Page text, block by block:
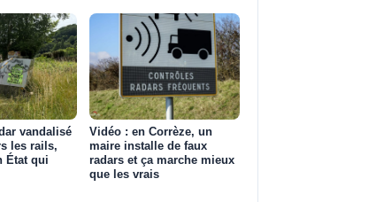
vandalisé
les rails,
État qui
Vidéo : en Corrèze, un
maire installe de faux
radars et ça marche mieux
que les vrais